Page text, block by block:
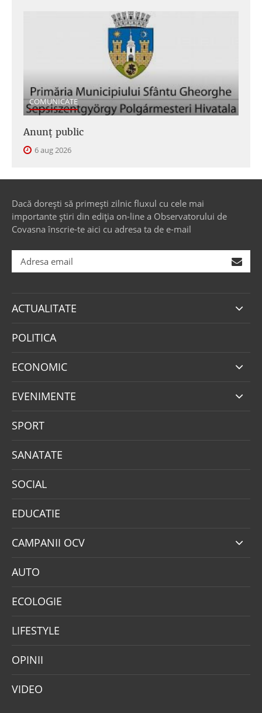
COMUNICATE
Anunţ public
6 aug 2026
Dacă dorești să primești zilnic fluxul cu cele mai
importante știri din ediția on-line a Observatorului de
Covasna înscrie-te aici cu adresa ta de e-mail
ACTUALITATE
POLITICA
ECONOMIC
EVENIMENTE
SPORT
SANATATE
SOCIAL
EDUCATIE
CAMPANII OCV
AUTO
ECOLOGIE
LIFESTYLE
OPINII
VIDEO